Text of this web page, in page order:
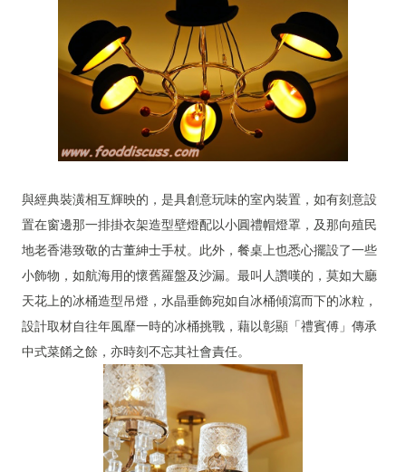
與經典裝潢相互輝映的，是具創意玩味的室內裝置，如有刻意設
置在窗邊那一排掛衣架造型壁燈配以小圓禮帽燈罩，及那向殖民
地老香港致敬的古董紳士手杖。此外，餐桌上也悉心擺設了一些
小飾物，如航海用的懷舊羅盤及沙漏。最叫人讚嘆的，莫如大廳
天花上的冰桶造型吊燈，水晶垂飾宛如自冰桶傾瀉而下的冰粒，
設計取材自往年風靡一時的冰桶挑戰，藉以彰顯「禮賓傅」傳承
中式菜餚之餘，亦時刻不忘其社會責任。